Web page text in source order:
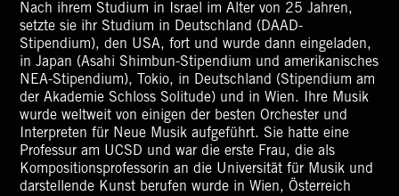
Nach ihrem Studium in Israel im Alter von 25 Jahren,
setzte sie ihr Studium in Deutschland (DAAD-
Stipendium), den USA, fort und wurde dann eingeladen,
in Japan (Asahi Shimbun-Stipendium und amerikanisches
NEA-Stipendium), Tokio, in Deutschland (Stipendium am
der Akademie Schloss Solitude) und in Wien. Ihre Musik
wurde weltweit von einigen der besten Orchester und
Interpreten für Neue Musik aufgeführt. Sie hatte eine
Professur am UCSD und war die erste Frau, die als
Kompositionsprofessorin an die Universität für Musik und
darstellende Kunst berufen wurde in Wien, Österreich